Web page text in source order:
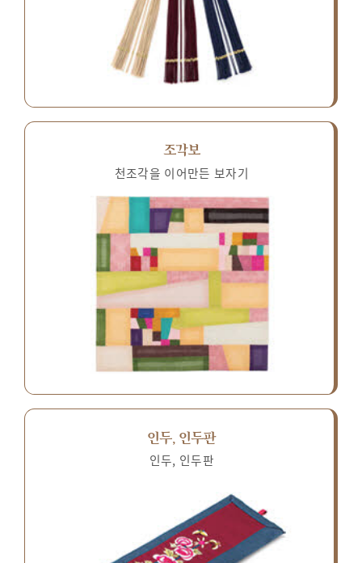
조각보
천조각을 이어만든 보자기
인두, 인두판
인두, 인두판